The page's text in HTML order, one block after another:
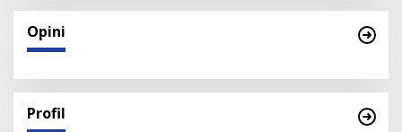
Opini
Profil